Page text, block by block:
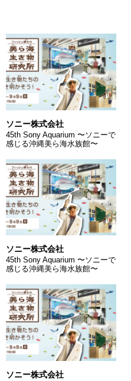
ソニー株式会社
45th Sony Aquarium 〜ソニーで
感じる沖縄美ら海水族館〜
ソニー株式会社
45th Sony Aquarium 〜ソニーで
感じる沖縄美ら海水族館〜
ソニー株式会社